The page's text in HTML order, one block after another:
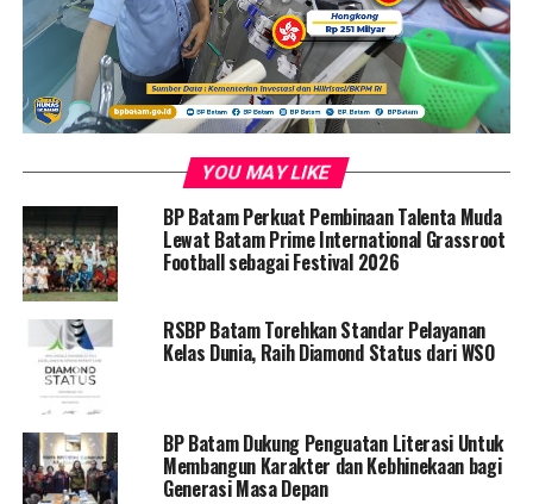
Pembaca : 275
RELATED TOPICS: BATAM DISKON
PLN BATAM
PROMO RAMADHAN
TAMBAH DAYA
UP NEXT
Irjen Pol.Asep Safrudin Terima Prosesi Tepung Tawar
Adat Melayu di Gedung LAM Kepri
Hadiri Pisah Sambut Kepala Bakamla Batam, BP Batam
Harapkan Koordinasi dan Kolaborasi Terus Terjalin
YOU MAY LIKE
BP Batam Perkuat Pembinaan Talenta Muda
Lewat Batam Prime International Grassroot
Football sebagai Festival 2026
RSBP Batam Torehkan Standar Pelayanan
Kelas Dunia, Raih Diamond Status dari WSO
BP Batam Dukung Penguatan Literasi Untuk
Membangun Karakter dan Kebhinekaan bagi
Generasi Masa Depan